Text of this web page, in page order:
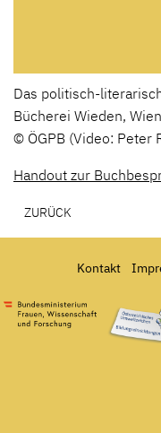
Das politisch-
Bücherei Wieden, Wien
© ÖGPB (Video: Peter
Handout zur
ZURÜCK
Kontakt
Bundesministerium für